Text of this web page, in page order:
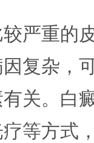
较严重的
复杂，
关。白
等方式